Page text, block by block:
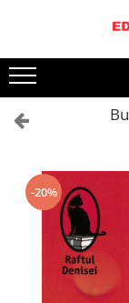
Toate Produsele
CARTI EDITURA
OFERTE LA PACHET
Terapii
Dietoterapie
Dezvoltare
Spiritualitate
AUDIOBOOK
-20%